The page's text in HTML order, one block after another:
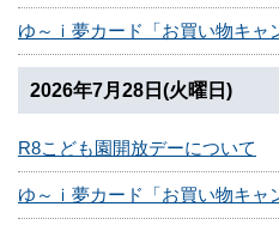
ゆ～ｉ夢カード「お買い物キャ
2026年7月28日(火曜日)
R8こども園開放デーについて
ゆ～ｉ夢カード「お買い物キャ